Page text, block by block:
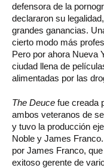
defensora de la
declararon su
grandes ganancias.
cierto modo más
Pero por ahora Nueva
ciudad llena de
alimentadas por las
The Deuce fue creada
ambos veteranos de
y tuvo la producción
Noble y James
por James Franco,
exitoso gerente de